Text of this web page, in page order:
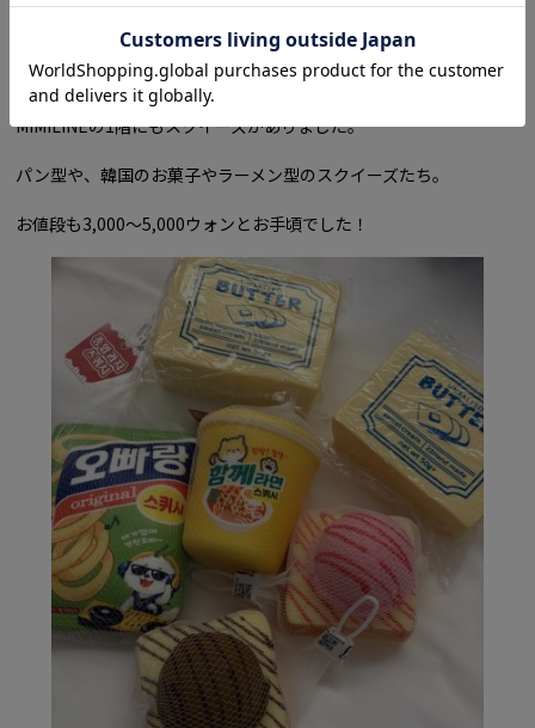
MIMILINEの1階にもスクイーズがありました。
パン型や、韓国のお菓子やラーメン型のスクイーズたち。
お値段も3,000〜5,000ウォンとお手頃でした！